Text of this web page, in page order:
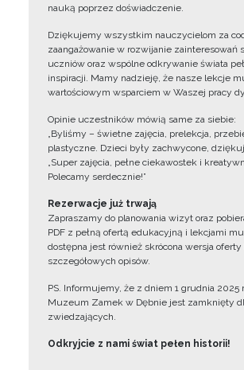
nauką poprzez doświadczenie.
Dziękujemy wszystkim nauczycielom za
zaangażowanie w rozwijanie zainteresowań
uczniów oraz wspólne odkrywanie świata
inspiracji. Mamy nadzieję, że nasze lekcje
wartościowym wsparciem w Waszej pracy
Opinie uczestników mówią same za siebie:
„Byliśmy – świetne zajęcia, prelekcja,
plastyczne. Dzieci były zachwycone,
„Super zajęcia, pełne ciekawostek i
Polecamy serdecznie!”
Rezerwacje już trwają
Zapraszamy do planowania wizyt oraz
PDF z pełną ofertą edukacyjną i lekcjami
dostępna jest również skrócona wersja oferty
szczegółowych opisów.
PS. Informujemy, że z dniem 1 grudnia 2025
Muzeum Zamek w Dębnie jest zamknięty
zwiedzających.
Odkryjcie z nami świat pełen historii!